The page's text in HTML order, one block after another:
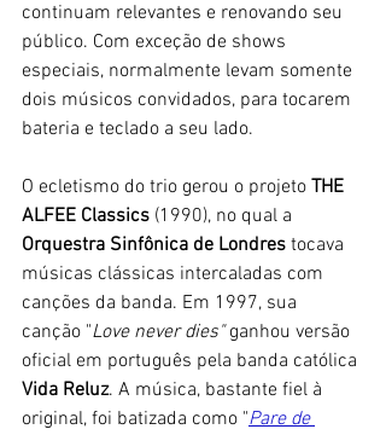
continuam relevantes e renovando seu
público. Com exceção de shows
especiais, normalmente levam somente
dois músicos convidados, para tocarem
bateria e teclado a seu lado.
O ecletismo do trio gerou o projeto THE
ALFEE Classics (1990), no qual a
Orquestra Sinfônica de Londres tocava
músicas clássicas intercaladas com
canções da banda. Em 1997, sua
canção "Love never dies" ganhou versão
oficial em português pela banda católica
Vida Reluz. A música, bastante fiel à
original, foi batizada como "Pare de